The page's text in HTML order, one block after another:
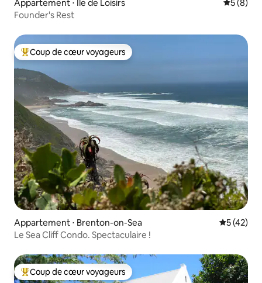
Appartement ⋅ Île de Loisirs
5 (8)
Founder's Rest
Coups de cœur voyageurs les plus appréciés
Coup de cœur voyageurs
Appartement ⋅ Brenton-on-Sea
5 (42)
Le Sea Cliff Condo. Spectaculaire !
Coups de cœur voyageurs les plus appréciés
Coup de cœur voyageurs